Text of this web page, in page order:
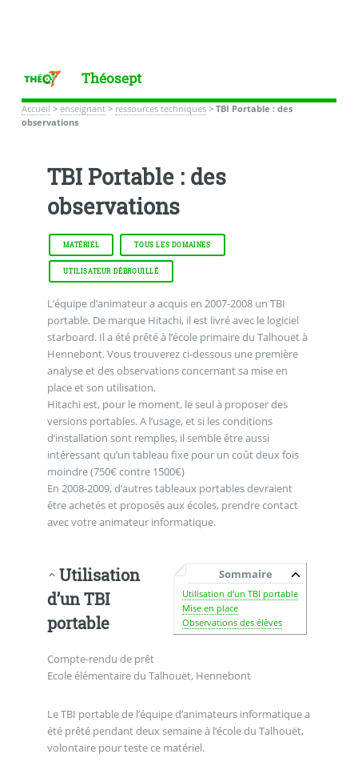
Théosept
Accueil > enseignant> ressources techniques> TBI Portable : des
observations
TBI Portable : des
observations
MATÉRIEL TOUS LES DOMAINES
UTILISATEUR DÉBROUILLÉ
L’équipe d’animateur a acquis en 2007-2008 un TBI
portable. De marque Hitachi, il est livré avec le logiciel
starboard. Il a été prêté à l’école primaire du Talhouët à
Hennebont. Vous trouverez ci-dessous une première
analyse et des observations concernant sa mise en
place et son utilisation.
Hitachi est, pour le moment, le seul à proposer des
versions portables. A l’usage, et si les conditions
d’installation sont remplies, il semble être aussi
intéressant qu’un tableau fixe pour un coût deux fois
moindre (750€ contre 1500€)
En 2008-2009, d’autres tableaux portables devraient
être achetés et proposés aux écoles, prendre contact
avec votre animateur informatique.
Sommaire
Utilisation d’un TBI portable
Mise en place
Observations des élèves
Utilisation
d’un TBI
portable
Compte-rendu de prêt
Ecole élémentaire du Talhouët, Hennebont
Le TBI portable de l’équipe d’animateurs informatique a
été prêté pendant deux semaine à l’école du Talhouët,
volontaire pour teste ce matériel.